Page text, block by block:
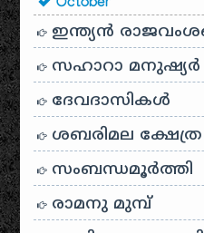
October
ഇന്ത്യൻ
സഹാറാ മനുഷ്യർ
ദേവദാസികൾ
ശബരിമല ക്ഷേത്ര
സംബന്ധമൂർത്തി
രാമനു മുമ്പ്